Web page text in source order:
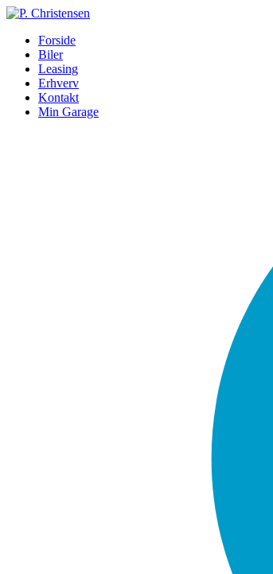
Forside
Biler
Leasing
Erhverv
Kontakt
Min Garage